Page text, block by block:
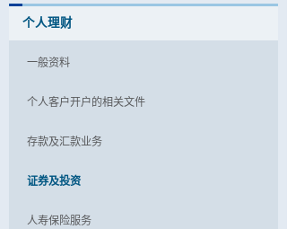
个人理财
一般资料
个人客户开户的相关文件
存款及汇款业务
证券及投资
人寿保险服务